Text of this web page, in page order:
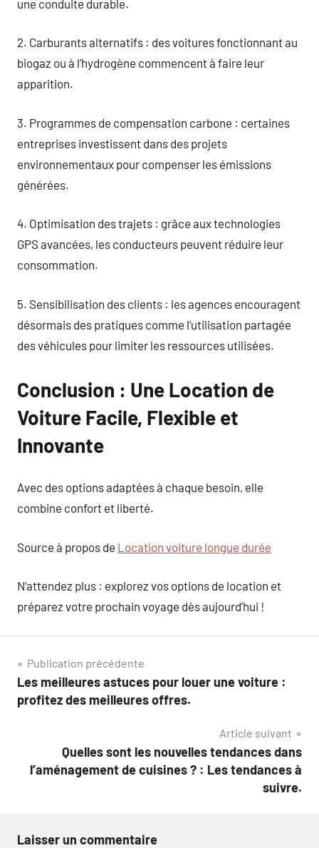
une conduite durable.
2. Carburants alternatifs : des voitures fonctionnant au
biogaz ou à l’hydrogène commencent à faire leur
apparition.
3. Programmes de compensation carbone : certaines
entreprises investissent dans des projets
environnementaux pour compenser les émissions
générées.
4. Optimisation des trajets : grâce aux technologies
GPS avancées, les conducteurs peuvent réduire leur
consommation.
5. Sensibilisation des clients : les agences encouragent
désormais des pratiques comme l’utilisation partagée
des véhicules pour limiter les ressources utilisées.
Conclusion : Une Location de
Voiture Facile, Flexible et
Innovante
Avec des options adaptées à chaque besoin, elle
combine confort et liberté.
Source à propos de Location voiture longue durée
N’attendez plus : explorez vos options de location et
préparez votre prochain voyage dès aujourd’hui !
Navigation
de
Publication précédente
Les meilleures astuces pour louer une voiture :
profitez des meilleures offres.
Article suivant
Quelles sont les nouvelles tendances dans
l’aménagement de cuisines ? : Les tendances à
suivre.
Laisser un commentaire